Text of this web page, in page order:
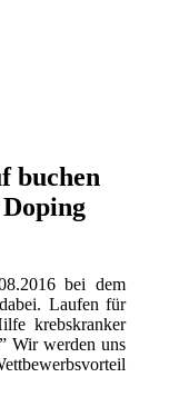
buchen
bei dem
Laufen für
krebskranker
Wir werden uns